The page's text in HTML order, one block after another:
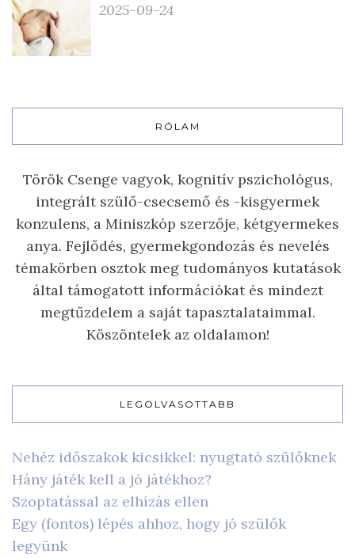
2025-09-24
RÓLAM
Török Csenge vagyok, kognitív pszichológus,
integrált szülő-csecsemő és -kisgyermek
konzulens, a Miniszkóp szerzője, kétgyermekes
anya. Fejlődés, gyermekgondozás és nevelés
témakörben osztok meg tudományos kutatások
által támogatott információkat és mindezt
megtűzdelem a saját tapasztalataimmal.
Köszöntelek az oldalamon!
LEGOLVASOTTABB
Nehéz időszakok kicsikkel: nyugtató szülőknek
Hány játék kell a jó játékhoz?
Szoptatással az elhízás ellen
Egy (fontos) lépés ahhoz, hogy jó szülők
legyünk